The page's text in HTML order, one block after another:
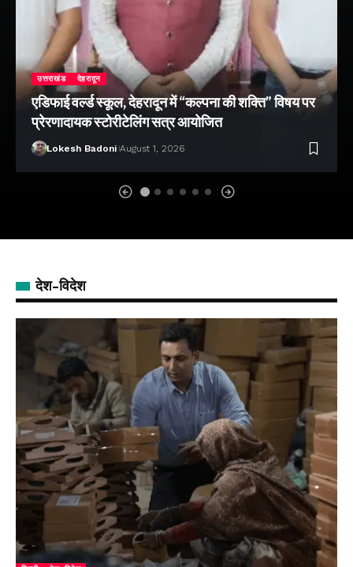
उत्तराखंड देहरादून
एडिफाई वर्ल्ड स्कूल, देहरादून में “कल्पना की शक्ति” विषय पर
प्रेरणादायक स्टोरीटेलिंग सत्र आयोजित
Lokesh Badoni August 1, 2026
देश-विदेश